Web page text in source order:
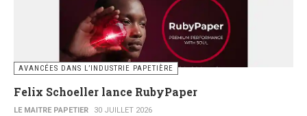
AVANCÉES DANS L’INDUSTRIE PAPETIÈRE
Felix Schoeller lance RubyPaper
LE MAITRE PAPETIER 30 JUILLET 2026